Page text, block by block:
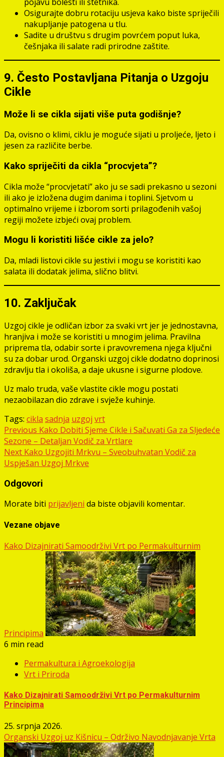
Osigurajte dobru rotaciju usjeva kako biste spriječili
nakupljanje patogena u tlu.
Sadite u društvu s drugim povrćem poput luka,
češnjaka ili salate radi prirodne zaštite.
9. Često Postavljana Pitanja o Uzgoju
Cikle
Može li se cikla sijati više puta godišnje?
Da, ovisno o klimi, ciklu je moguće sijati u proljeće, ljeto i
jesen za različite berbe.
Kako spriječiti da cikla “procvjeta”?
Cikla može “procvjetati” ako ju se sadi prekasno u sezoni
ili ako je izložena dugim danima i toplini. Sjetvom u
optimalno vrijeme i izborom sorti prilagođenih vašoj
regiji možete izbjeći ovaj problem.
Mogu li koristiti lišće cikle za jelo?
Da, mladi listovi cikle su jestivi i mogu se koristiti kao
salata ili dodatak jelima, slično blitvi.
10. Zaključak
Uzgoj cikle je odličan izbor za svaki vrt jer je jednostavna,
hranjiva i može se koristiti u mnogim jelima. Pravilna
priprema tla, odabir sorte i pravovremena njega ključni
su za dobar urod. Organski uzgoj cikle dodatno doprinosi
zdravlju tla i okoliša, a daje ukusne i sigurne plodove.
Uz malo truda, vaše vlastite cikle mogu postati
nezaobilazan dio zdrave i svježe kuhinje.
Tags: cikla sadnja uzgoj vrt
Post
navigation
Previous Kako Dobiti Sjeme Cikle i Sačuvati Ga za Sljedeće
Sezone – Detaljan Vodič za Vrtlare
Next Kako Uzgojiti Mrkvu – Sveobuhvatan Vodič za
Uspješan Uzgoj Mrkve
Odgovori
Morate biti prijavljeni da biste objavili komentar.
Vezane objave
Kako Dizajnirati Samoodrživi Vrt po Permakulturnim
Principima
6 min read
Permakultura i Agroekologija
Vrt i Priroda
Kako Dizajnirati Samoodrživi Vrt po Permakulturnim
Principima
25. srpnja 2026.
Organski Uzgoj uz Kišnicu – Održivo Navodnjavanje Vrta